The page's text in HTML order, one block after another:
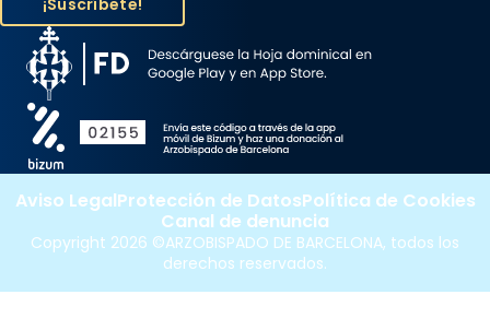
Copyright 2026 ©ARZOBISPADO DE BARCELONA, todos los
derechos reservados.
Aviso LegalProtección de DatosPolítica de Cookies
Canal de denuncia